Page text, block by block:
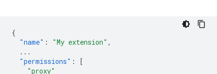
{
"name" : "My extension" ,
...
"permissions" :
[
"proxy"